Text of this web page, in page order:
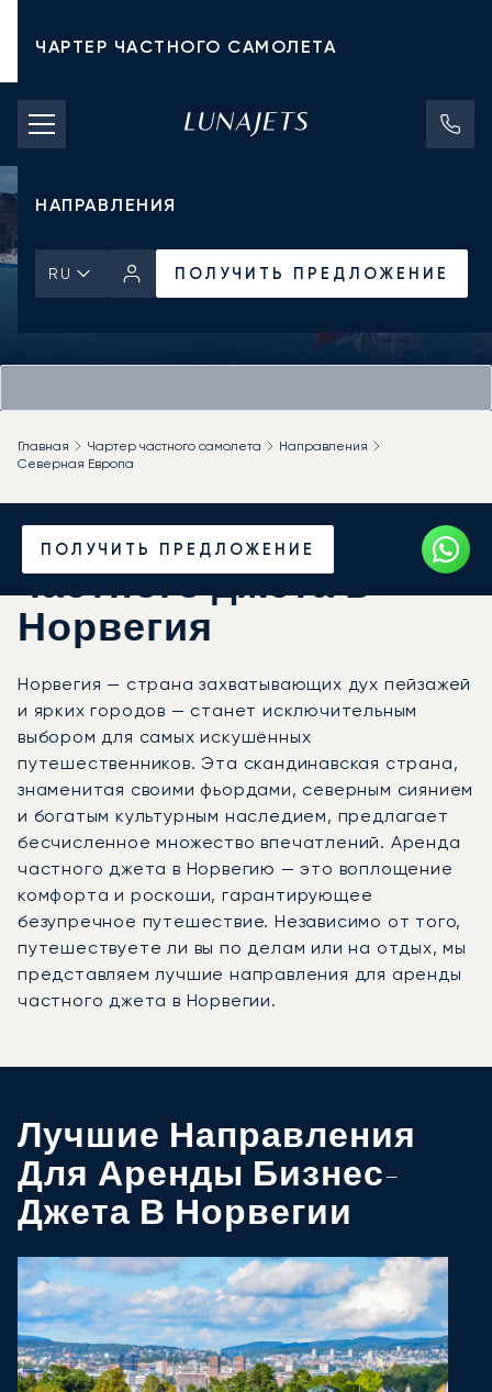
ЧАРТЕР ЧАСТНОГО САМОЛЕТА
СТОИМОСТЬ ЧАРТЕРА
ЧАСТНЫЕ САМОЛЕТЫ
НАПРАВЛЕНИЯ
RU ПОЛУЧИТЬ ПРЕДЛОЖЕНИЕ
ПОЛУЧИТЬ ПРЕДЛОЖЕНИЕ
Главная Чартер частного самолета
Направления
Северная Европа
Закажите аренду
частного джета в
Норвегия
Норвегия — страна захватывающих дух пейзажей
и ярких городов — станет исключительным
выбором для самых искушённых
путешественников. Эта скандинавская страна,
знаменитая своими фьордами, северным сиянием
и богатым культурным наследием, предлагает
бесчисленное множество впечатлений. Аренда
частного джета в Норвегию — это воплощение
комфорта и роскоши, гарантирующее
безупречное путешествие. Независимо от того,
путешествуете ли вы по делам или на отдых, мы
представляем лучшие направления для аренды
частного джета в Норвегии.
Лучшие Направления
Для Аренды Бизнес-
Джета В Норвегии